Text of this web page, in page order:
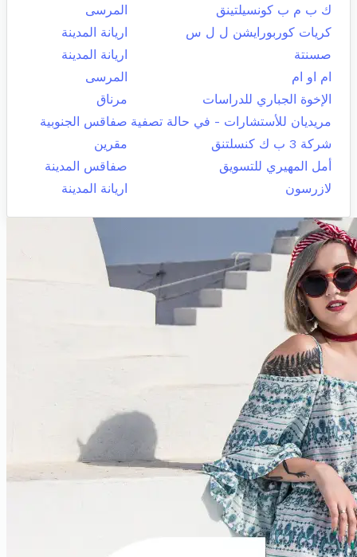
ك ب م ب كونسيلتينق
المرسى
كريات كوربورايشن ل ل س
اريانة المدينة
صسنتة
اريانة المدينة
ام او ام
المرسى
الإخوة الجباري للدراسات
مرناق
مريديان للأستشارات - في حالة تصفية صفاقس الجنوبية
شركة 3 ب ك كنسلتنق
مقرين
أمل المهيري للتسويق
صفاقس المدينة
لازرسون
اريانة المدينة